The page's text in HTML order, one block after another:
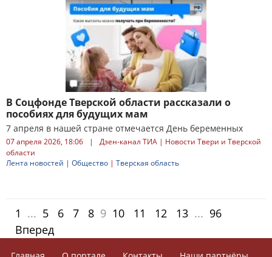
В Соцфонде Тверской области рассказали о
пособиях для будущих мам
7 апреля в нашей стране отмечается День беременных
07 апреля 2026, 18:06 |
Дзен-канал ТИА | Новости Твери и Тверской
области
Лента новостей | Общество | Тверская область
1 ... 5 6 7 8 9 10 11 12 13 ... 96
Вперед